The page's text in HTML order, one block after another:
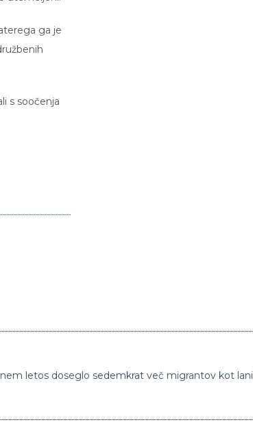
ga je
s soočenja
letos doseglo sedemkrat več migrantov kot lani